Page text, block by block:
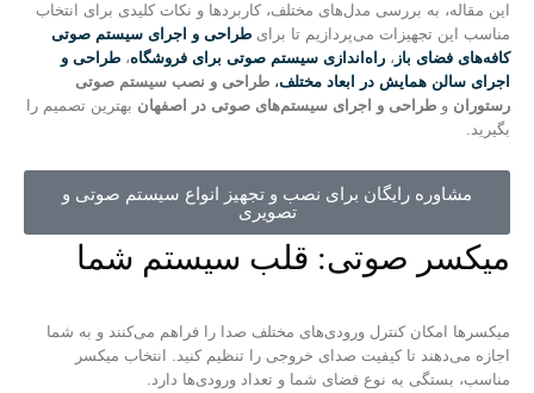
این مقاله، به بررسی مدل‌های مختلف، کاربردها و نکات کلیدی برای انتخاب
مناسب این تجهیزات می‌پردازیم تا برای طراحی و اجرای سیستم صوتی
کافه‌های فضای باز ، راه‌اندازی سیستم صوتی برای فروشگاه، طراحی و
اجرای سالن همایش در ابعاد مختلف، طراحی و نصب سیستم صوتی
رستوران و طراحی و اجرای سیستم‌های صوتی در اصفهان بهترین تصمیم را
بگیرید.
مشاوره رایگان برای نصب و تجهیز انواع سیستم صوتی و
تصویری
میکسر صوتی: قلب سیستم شما
میکسرها امکان کنترل ورودی‌های مختلف صدا را فراهم می‌کنند و به شما
اجازه می‌دهند تا کیفیت صدای خروجی را تنظیم کنید. انتخاب میکسر
مناسب، بستگی به نوع فضای شما و تعداد ورودی‌ها دارد.